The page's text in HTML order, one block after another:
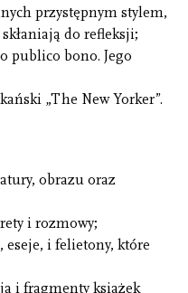
przystępnym stylem,
do refleksji;
publico bono. Jego
„The New Yorker”.
obrazu oraz
i rozmowy;
eseje, i felietony, które
i fragmenty książek